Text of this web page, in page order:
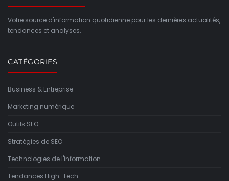
Votre source d'information quotidienne pour les dernières actualités,
tendances et analyses.
CATÉGORIES
Business & Entreprise
Marketing numérique
Outils SEO
Stratégies de SEO
Technologies de l'information
Tendances High-Tech